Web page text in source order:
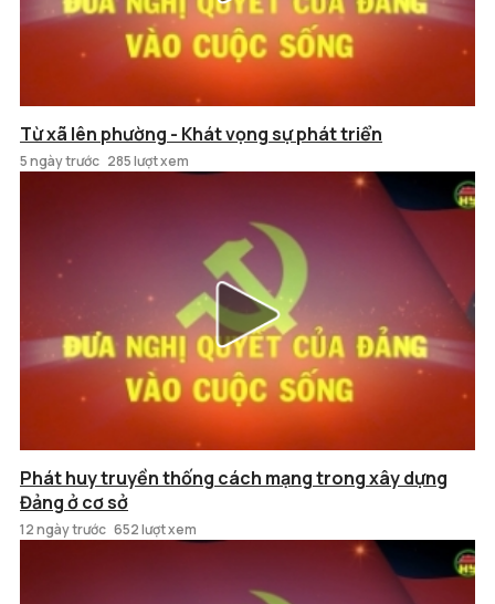
Từ xã lên phường - Khát vọng sự phát triển
5 ngày trước 285 lượt xem
Phát huy truyền thống cách mạng trong xây dựng
Đảng ở cơ sở
12 ngày trước 652 lượt xem